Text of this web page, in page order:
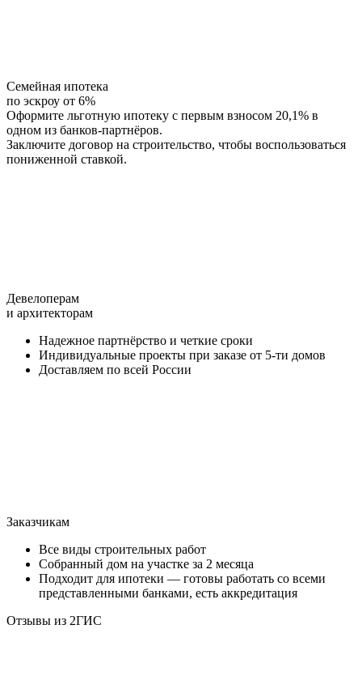
Семейная ипотека
по эскроу от 6%
Оформите льготную ипотеку с первым взносом 20,1% в
одном из банков-партнёров.
Заключите договор на строительство, чтобы воспользоваться
пониженной ставкой.
Девелоперам
и архитекторам
Надежное партнёрство и четкие сроки
Индивидуальные проекты при заказе от 5-ти домов
Доставляем по всей России
Заказчикам
Все виды строительных работ
Собранный дом на участке за 2 месяца
Подходит для ипотеки — готовы работать со всеми
представленными банками, есть аккредитация
Отзывы из 2ГИС